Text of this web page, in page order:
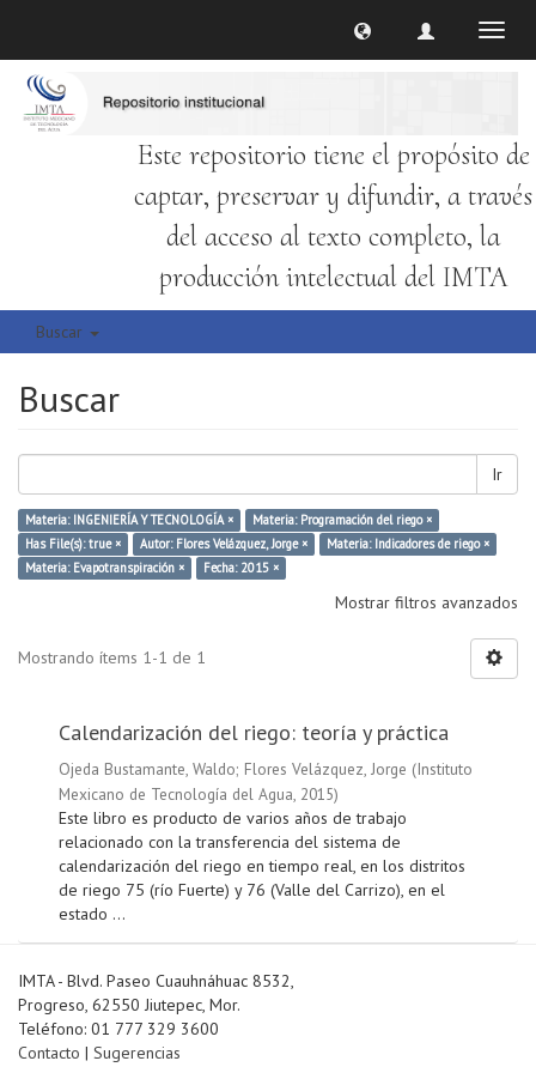
Este repositorio tiene el propósito de
captar, preservar y difundir, a través
del acceso al texto completo, la
producción intelectual del IMTA
Buscar
Buscar
Ir
Materia: INGENIERÍA Y TECNOLOGÍA ×
Materia: Programación del riego ×
Has File(s): true ×
Autor: Flores Velázquez, Jorge ×
Materia: Indicadores de riego ×
Materia: Evapotranspiración ×
Fecha: 2015 ×
Mostrar filtros avanzados
Mostrando ítems 1-1 de 1
Calendarización del riego: teoría y práctica
Ojeda Bustamante, Waldo; Flores Velázquez, Jorge (Instituto
Mexicano de Tecnología del Agua, 2015)
Este libro es producto de varios años de trabajo
relacionado con la transferencia del sistema de
calendarización del riego en tiempo real, en los distritos
de riego 75 (río Fuerte) y 76 (Valle del Carrizo), en el
estado ...
IMTA - Blvd. Paseo Cuauhnáhuac 8532,
Progreso, 62550 Jiutepec, Mor.
Teléfono: 01 777 329 3600
Contacto | Sugerencias